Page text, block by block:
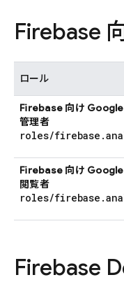
Firebase
ロール
Firebase 向け Google
管理者
roles/firebase .
Firebase 向け Google
閲覧者
roles/firebase .
Firebase